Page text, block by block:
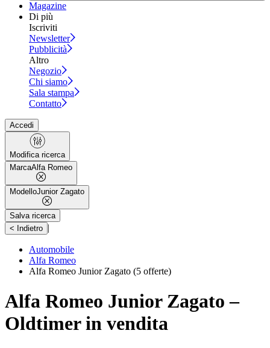
Magazine
Di più
Iscriviti
Newsletter
Pubblicità
Altro
Negozio
Chi siamo
Sala stampa
Contatto
Accedi
Modifica ricerca
MarcaAlfa Romeo
ModelloJunior Zagato
Salva ricerca
< Indietro |
Automobile
Alfa Romeo
Alfa Romeo Junior Zagato (5 offerte)
Alfa Romeo Junior Zagato –
Oldtimer in vendita